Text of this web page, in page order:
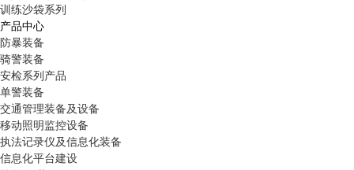
训练沙袋系列
产品中心
防暴装备
骑警装备
安检系列产品
单警装备
交通管理装备及设备
移动照明监控设备
执法记录仪及信息化装备
信息化平台建设